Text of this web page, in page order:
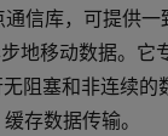
信库，可提供一
地移动数据。它
阻塞和非连续的
存数据传输。